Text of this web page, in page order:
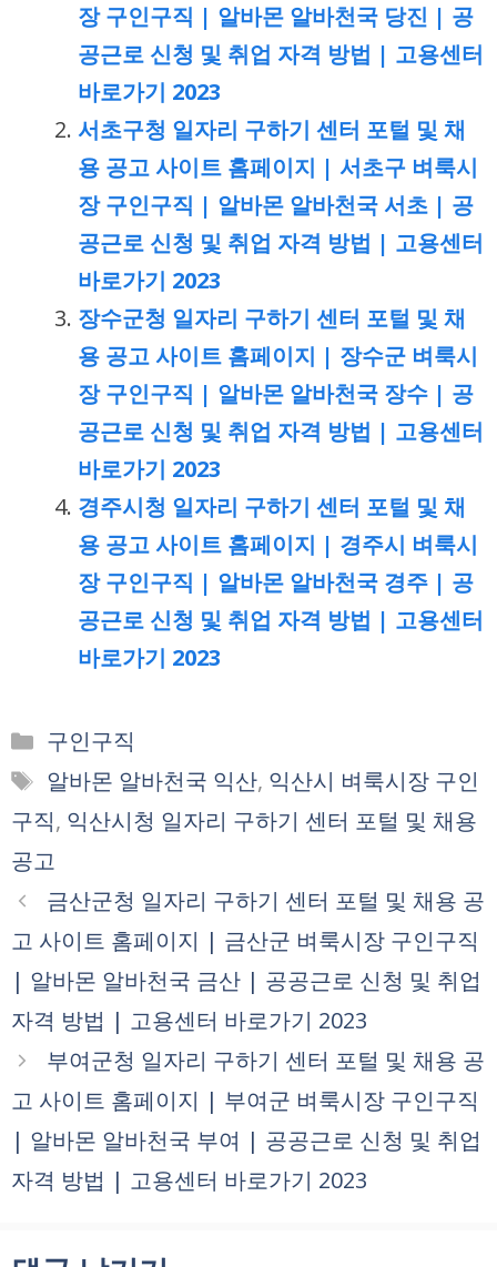
장 구인구직 | 알바몬 알바천국 당진 | 공
공근로 신청 및 취업 자격 방법 | 고용센터
바로가기 2023
서초구청 일자리 구하기 센터 포털 및 채
용 공고 사이트 홈페이지 | 서초구 벼룩시
장 구인구직 | 알바몬 알바천국 서초 | 공
공근로 신청 및 취업 자격 방법 | 고용센터
바로가기 2023
장수군청 일자리 구하기 센터 포털 및 채
용 공고 사이트 홈페이지 | 장수군 벼룩시
장 구인구직 | 알바몬 알바천국 장수 | 공
공근로 신청 및 취업 자격 방법 | 고용센터
바로가기 2023
경주시청 일자리 구하기 센터 포털 및 채
용 공고 사이트 홈페이지 | 경주시 벼룩시
장 구인구직 | 알바몬 알바천국 경주 | 공
공근로 신청 및 취업 자격 방법 | 고용센터
바로가기 2023
카
테
리
구인구직
태
그
알바몬 알바천국 익산, 익산시 벼룩시장 구인
구직, 익산시청 일자리 구하기 센터 포털 및 채용
공고
금산군청 일자리 구하기 센터 포털 및 채용 공
고 사이트 홈페이지 | 금산군 벼룩시장 구인구직
| 알바몬 알바천국 금산 | 공공근로 신청 및 취업
자격 방법 | 고용센터 바로가기 2023
부여군청 일자리 구하기 센터 포털 및 채용 공
고 사이트 홈페이지 | 부여군 벼룩시장 구인구직
| 알바몬 알바천국 부여 | 공공근로 신청 및 취업
자격 방법 | 고용센터 바로가기 2023